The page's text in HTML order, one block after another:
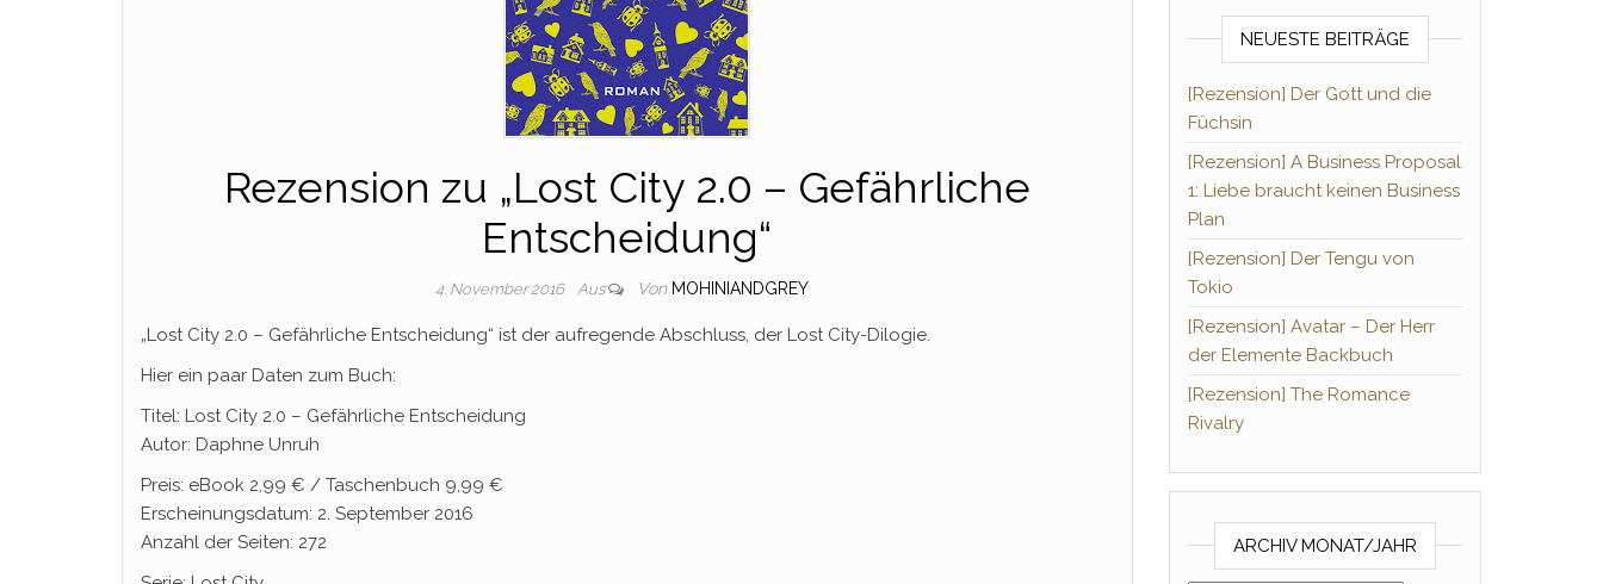
Rezension zu „Lost City 2.0 – Gefährliche
Entscheidung“
4. November 2016 Aus Von MOHINIANDGREY
„Lost City 2.0 – Gefährliche Entscheidung“ ist der aufregende Abschluss, der Lost City-Dilogie.
Hier ein paar Daten zum Buch:
Titel: Lost City 2.0 – Gefährliche Entscheidung
Autor: Daphne Unruh
Preis: eBook 2,99 € / Taschenbuch 9,99 €
Erscheinungsdatum: 2. September 2016
Anzahl der Seiten: 272
NEUESTE BEITRÄGE
[Rezension] Der Gott und die
Füchsin
[Rezension] A Business Proposal
1: Liebe braucht keinen Business
Plan
[Rezension] Der Tengu von
Tokio
[Rezension] Avatar – Der Herr
der Elemente Backbuch
[Rezension] The Romance
Rivalry
ARCHIV MONAT/JAHR